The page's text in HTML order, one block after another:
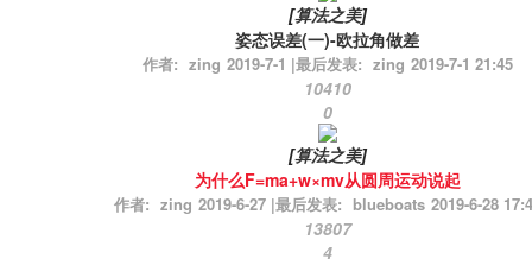
[算法之美]
姿态误差(一)-欧拉角做差
作者: zing 2019-7-1 |最后发表: zing 2019-7-1 21:45
10410
0
[算法之美]
为什么F=ma+w×mv从圆周运动说起
作者: zing 2019-6-27 |最后发表: blueboats 2019-6-28
13807
4